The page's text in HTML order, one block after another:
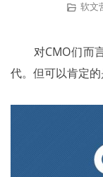
软文
代。但可以肯定的